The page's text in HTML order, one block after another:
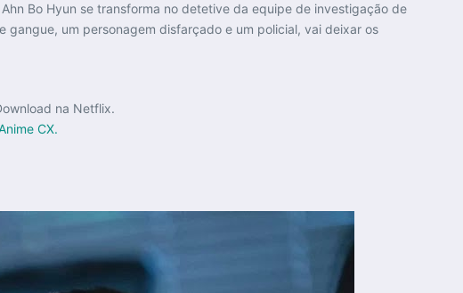
Bo Hyun se transforma no detetive da equipe de investigação de
um personagem disfarçado e um policial, vai deixar os
na Netflix.
CX.